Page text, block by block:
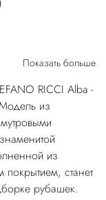
Показать больше
RICCI Alba -
из
из
покрытием, станет
рубашек.